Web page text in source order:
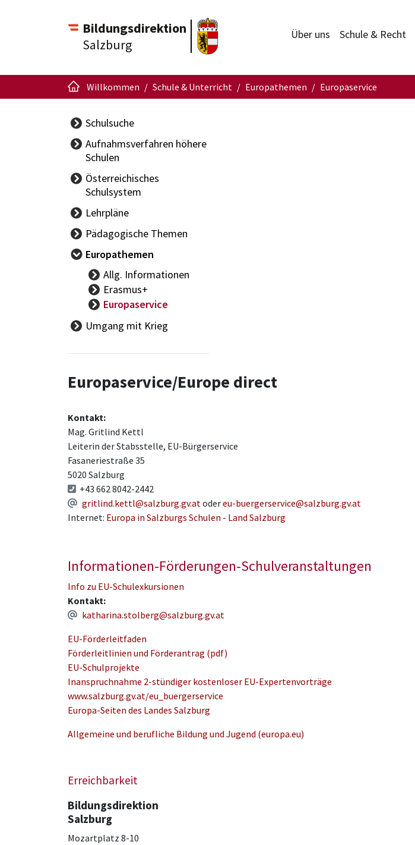
Bildungsdirektion
Salzburg
Über uns Schule & Recht
Willkommen Schule & Unterricht Europathemen Europaservice
Schulsuche
Aufnahmsverfahren höhere
Schulen
Österreichisches
Schulsystem
Nationaler
Österreichische
Rechtschreibung
Lehrpläne
Pädagogische Themen
Begabungs- und
Begabtenförderung
Berufsreifeprüfung
Bewegung und Sport
Bildungs- und
Berufsorientierung
Deutschförderung
Ganztägige
Lese-
Rechtschreibförderung
Mathematik und
Dyskalkulie
MINT
Musik
ÖKOLOG
Politische Bildung/GLV
QMS
Religion
Sexualpädagogik -
Qualitätssicherung
Sonderpädagogik
Verkehrs- und
Mobilitätserziehung
Wissenschaftsbildung
Europathemen
Allg. Informationen
Erasmus+
Europaservice
Umgang mit Krieg
Europaservice/Europe direct
Kontakt:
Mag. Gritlind Kettl
Leiterin der Stabsstelle, EU-Bürgerservice
Fasaneriestraße 35
5020 Salzburg
+43 662 8042-2442
gritlind.kettl@salzburg.gv.at odereu-buergerservice@salzburg.gv.at
Internet: Europa in Salzburgs Schulen - Land Salzburg
Informationen-Förderungen-Schulveranstaltungen
Info zu EU-Schulexkursionen
Kontakt:
katharina.stolberg@salzburg.gv.at
EU-Förderleitfaden
Förderleitlinien und Förderantrag (pdf)
EU-Schulprojekte
Inanspruchnahme 2-stündiger kostenloser EU-Expertenvorträge
www.salzburg.gv.at/eu_buergerservice
Europa-Seiten des Landes Salzburg
Allgemeine und berufliche Bildung und Jugend (europa.eu)
Erreichbarkeit
Bildungsdirektion
Salzburg
Mozartplatz 8-10